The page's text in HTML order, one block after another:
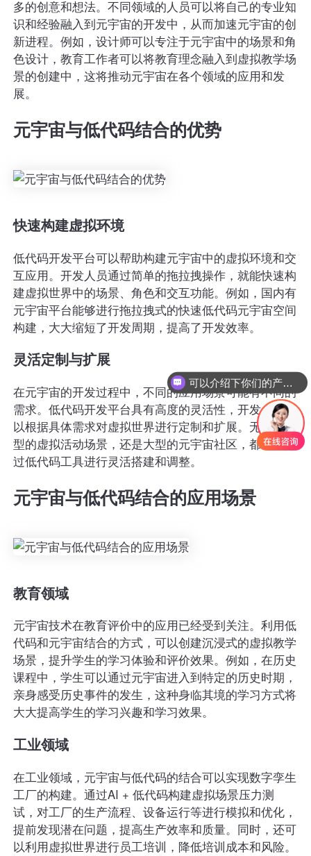
多的创意和想法。不同领域的人员可以将自己的专业知
识和经验融入到元宇宙的开发中，从而加速元宇宙的创
新进程。例如，设计师可以专注于元宇宙中的场景和角
色设计，教育工作者可以将教育理念融入到虚拟教学场
景的创建中，这将推动元宇宙在各个领域的应用和发
展。
元宇宙与低代码结合的优势
快速构建虚拟环境
低代码开发平台可以帮助构建元宇宙中的虚拟环境和交
互应用。开发人员通过简单的拖拉拽操作，就能快速构
建虚拟世界中的场景、角色和交互功能。例如，国内有
元宇宙平台能够进行拖拉拽式的快速低代码元宇宙空间
构建，大大缩短了开发周期，提高了开发效率。
灵活定制与扩展
在元宇宙的开发过程中，不同的应用场景可能有不同的
需求。低代码开发平台具有高度的灵活性，开发人员可
以根据具体需求对虚拟世界进行定制和扩展。无论是小
型的虚拟活动场景，还是大型的元宇宙社区，都可以通
过低代码工具进行灵活搭建和调整。
元宇宙与低代码结合的应用场景
教育领域
元宇宙技术在教育评价中的应用已经受到关注。利用低
代码和元宇宙结合的方式，可以创建沉浸式的虚拟教学
场景，提升学生的学习体验和评价效果。例如，在历史
课程中，学生可以通过元宇宙进入到特定的历史时期，
亲身感受历史事件的发生，这种身临其境的学习方式将
大大提高学生的学习兴趣和学习效果。
工业领域
在工业领域，元宇宙与低代码的结合可以实现数字孪生
工厂的构建。通过AI + 低代码构建虚拟场景压力测
试，对工厂的生产流程、设备运行等进行模拟和优化，
提前发现潜在问题，提高生产效率和质量。同时，还可
以利用虚拟世界进行员工培训，降低培训成本和风险。
可以介绍下你们的产品么